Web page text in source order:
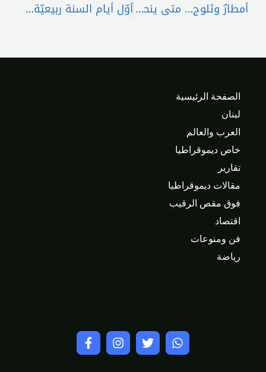
أمطارٌ وثلوج… متى ينحسر المنخفض الجوي؟ أوّل أيام السنة ربيعيّة… فماذا عن “الغطاس”؟
الصفحة الرئيسية
لبنان
العرب والعالم
خاص ديموقراطيا
تقارير
مقالات ديموقراطيا
فوق مقص الرقيب
اقتصاد
فن ومنوعات
رياضة